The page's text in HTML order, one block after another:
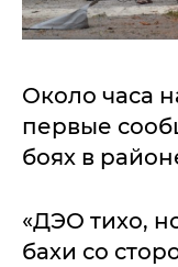
Около часа
первые
боях в
«ДЭО тихо,
бахи со